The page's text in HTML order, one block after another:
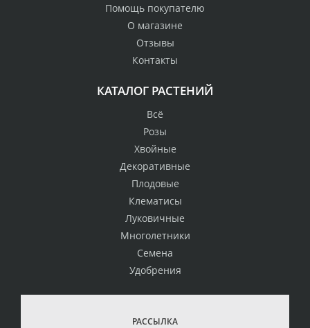
Помощь покупателю
О магазине
Отзывы
Контакты
КАТАЛОГ РАСТЕНИЙ
Всё
Розы
Хвойные
Декоративные
Плодовые
Клематисы
Луковичные
Многолетники
Семена
Удобрения
РАССЫЛКА